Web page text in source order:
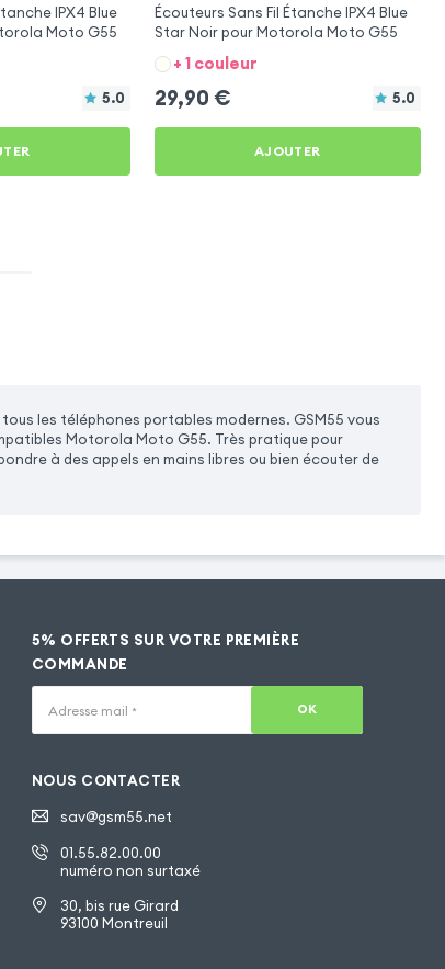
IPX4 Blue
Moto G55
5.0
Écouteurs Sans Fil Étanche IPX4 Blue
Star Noir pour Motorola Moto G55
+ 1 couleur
29,90 € 5.0
AJOUTER
les téléphones portables modernes. GSM55 vous
Motorola Moto G55. Très pratique pour
à des appels en mains libres ou bien écouter de
5% OFFERTS SUR VOTRE PREMIÈRE
COMMANDE
Adresse mail * OK
NOUS CONTACTER
sav@gsm55.net
01.55.82.00.00
numéro non surtaxé
30, bis rue Girard
93100 Montreuil